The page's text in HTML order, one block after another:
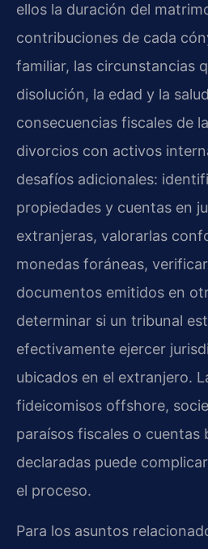
ellos la duración del
contribuciones de cada
familiar, las circunstancias
disolución, la edad y la
consecuencias fiscales de
divorcios con activos
desafíos adicionales:
propiedades y cuentas en
extranjeras, valorarlas
monedas foráneas,
documentos emitidos en
determinar si un tribunal
efectivamente ejercer
ubicados en el extranjero.
fideicomisos offshore,
paraísos fiscales o cuentas
declaradas puede
el proceso.
Para los asuntos